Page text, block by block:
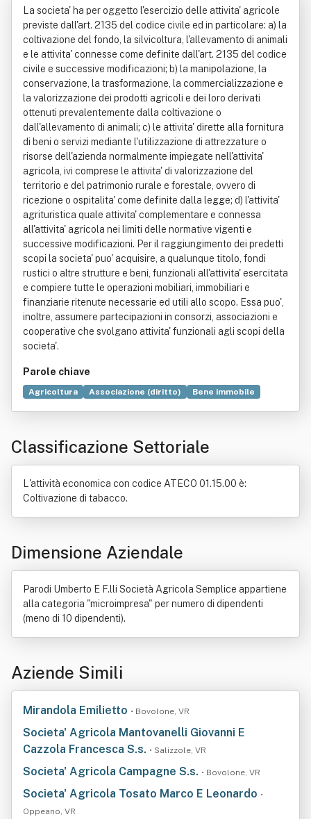
La societa' ha per oggetto l'esercizio delle attivita' agricole
previste dall'art. 2135 del codice civile ed in particolare: a) la
coltivazione del fondo, la silvicoltura, l'allevamento di animali
e le attivita' connesse come definite dall'art. 2135 del codice
civile e successive modificazioni; b) la manipolazione, la
conservazione, la trasformazione, la commercializzazione e
la valorizzazione dei prodotti agricoli e dei loro derivati
ottenuti prevalentemente dalla coltivazione o
dall'allevamento di animali; c) le attivita' dirette alla fornitura
di beni o servizi mediante l'utilizzazione di attrezzature o
risorse dell'azienda normalmente impiegate nell'attivita'
agricola, ivi comprese le attivita' di valorizzazione del
territorio e del patrimonio rurale e forestale, ovvero di
ricezione o ospitalita' come definite dalla legge; d) l'attivita'
agrituristica quale attivita' complementare e connessa
all'attivita' agricola nei limiti delle normative vigenti e
successive modificazioni. Per il raggiungimento dei predetti
scopi la societa' puo' acquisire, a qualunque titolo, fondi
rustici o altre strutture e beni, funzionali all'attivita' esercitata
e compiere tutte le operazioni mobiliari, immobiliari e
finanziarie ritenute necessarie ed utili allo scopo. Essa puo',
inoltre, assumere partecipazioni in consorzi, associazioni e
cooperative che svolgano attivita' funzionali agli scopi della
societa'.
Parole chiave
Agricoltura Associazione (diritto)
Bene immobile
Selvicoltura
Servizio Società cooperativa
Classificazione Settoriale
L'attività economica con codice ATECO 01.15.00 è:
Coltivazione di tabacco.
Dimensione Aziendale
Parodi Umberto E F.lli Società Agricola Semplice appartiene
alla categoria "microimpresa" per numero di dipendenti
(meno di 10 dipendenti).
Aziende Simili
Mirandola Emilietto • Bovolone, VR
Societa' Agricola Mantovanelli Giovanni E
Cazzola Francesca S.s. • Salizzole, VR
Societa' Agricola Campagne S.s. • Bovolone, VR
Societa' Agricola Tosato Marco E Leonardo •
Oppeano, VR